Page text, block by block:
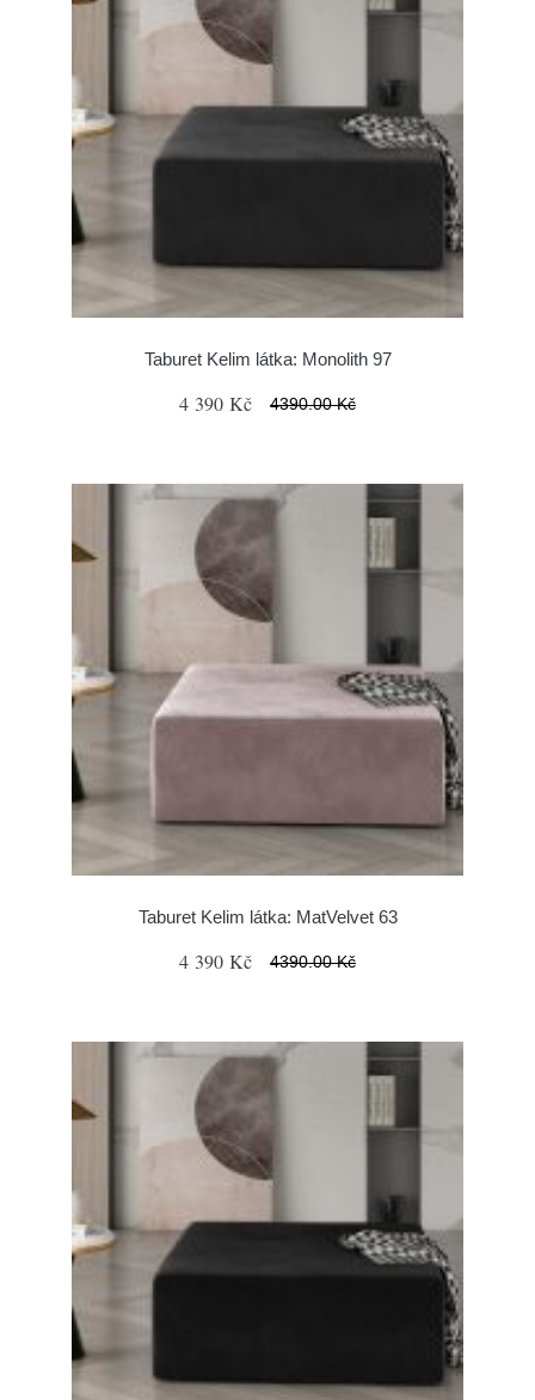
Taburet Kelim látka: Monolith 97
4 390 Kč 4390.00 Kč
Taburet Kelim látka: MatVelvet 63
4 390 Kč 4390.00 Kč